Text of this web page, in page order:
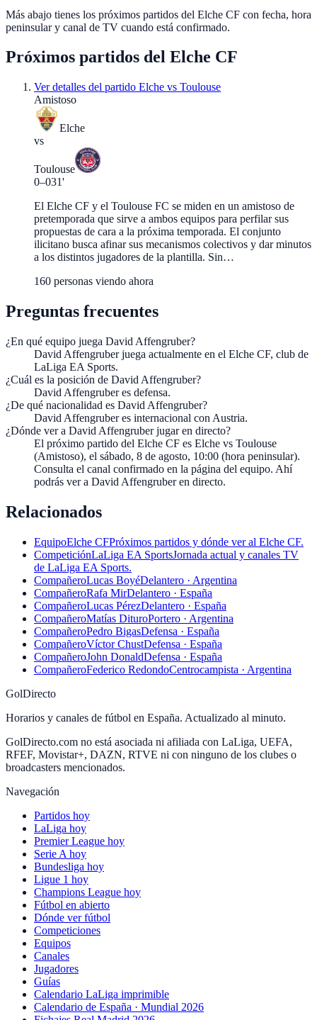
Más abajo tienes los próximos partidos del Elche CF con fecha, hora
peninsular y canal de TV cuando está confirmado.
Próximos partidos del Elche CF
Ver detalles del partido Elche vs Toulouse
Amistoso
Elche
vs
Toulouse
0–031'
El Elche CF y el Toulouse FC se miden en un amistoso de
pretemporada que sirve a ambos equipos para perfilar sus
propuestas de cara a la próxima temporada. El conjunto
ilicitano busca afinar sus mecanismos colectivos y dar minutos
a los distintos jugadores de la plantilla. Sin…
160 personas viendo ahora
Preguntas frecuentes
¿En qué equipo juega David Affengruber?
David Affengruber juega actualmente en el Elche CF, club de
LaLiga EA Sports.
¿Cuál es la posición de David Affengruber?
David Affengruber es defensa.
¿De qué nacionalidad es David Affengruber?
David Affengruber es internacional con Austria.
¿Dónde ver a David Affengruber jugar en directo?
El próximo partido del Elche CF es Elche vs Toulouse
(Amistoso), el sábado, 8 de agosto, 10:00 (hora peninsular).
Consulta el canal confirmado en la página del equipo. Ahí
podrás ver a David Affengruber en directo.
Relacionados
EquipoElche CFPróximos partidos y dónde ver al Elche CF.
CompeticiónLaLiga EA SportsJornada actual y canales TV
de LaLiga EA Sports.
CompañeroLucas BoyéDelantero · Argentina
CompañeroRafa MirDelantero · España
CompañeroLucas PérezDelantero · España
CompañeroMatías DituroPortero · Argentina
CompañeroPedro BigasDefensa · España
CompañeroVíctor ChustDefensa · España
CompañeroJohn DonaldDefensa · España
CompañeroFederico RedondoCentrocampista · Argentina
GolDirecto
Horarios y canales de fútbol en España. Actualizado al minuto.
GolDirecto.com no está asociada ni afiliada con LaLiga, UEFA,
RFEF, Movistar+, DAZN, RTVE ni con ninguno de los clubes o
broadcasters mencionados.
Navegación
Partidos hoy
LaLiga hoy
Premier League hoy
Serie A hoy
Bundesliga hoy
Ligue 1 hoy
Champions League hoy
Fútbol en abierto
Dónde ver fútbol
Competiciones
Equipos
Canales
Jugadores
Guías
Calendario LaLiga imprimible
Calendario de España · Mundial 2026